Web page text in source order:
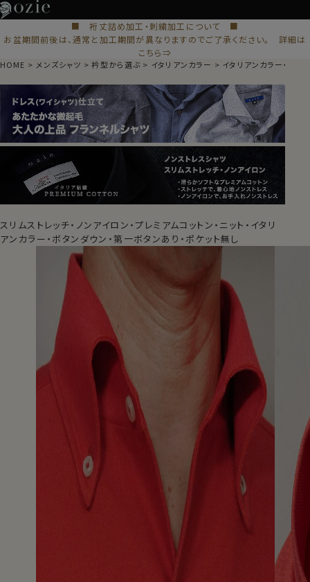
■ 裄丈詰め加工・刺繍加工について ■
お盆期間前後は、通常と加工期間が異なりますのでご了承ください。 詳細は
こちら⇒
HOME メンズシャツ 衿型から選ぶ イタリアンカラー イタリアンカラー・ボタ
スリムストレッチ・ノンアイロン・プレミアムコットン・ニット・イタリ
アンカラー・ボタンダウン・第一ボタンあり・ポケット無し